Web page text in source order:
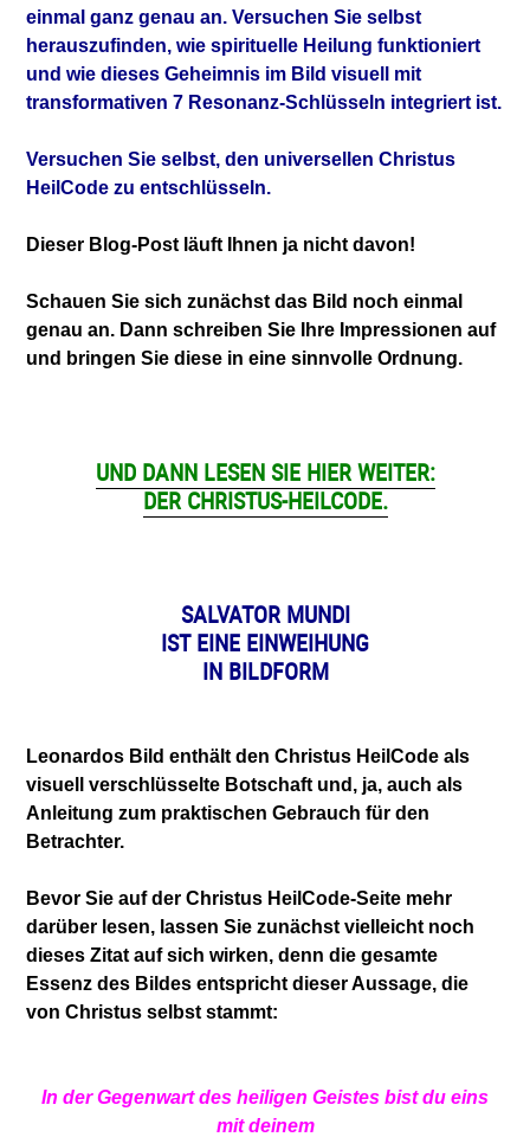
einmal ganz genau an. Versuchen Sie selbst
herauszufinden, wie spirituelle Heilung funktioniert
und wie dieses Geheimnis im Bild visuell mit
transformativen 7 Resonanz-Schlüsseln integriert ist.
Versuchen Sie selbst, den universellen Christus
HeilCode zu entschlüsseln.
Dieser Blog-Post läuft Ihnen ja nicht davon!
Schauen Sie sich zunächst das Bild noch einmal
genau an. Dann schreiben Sie Ihre Impressionen auf
und bringen Sie diese in eine sinnvolle Ordnung.
UND DANN LESEN SIE HIER WEITER:
DER CHRISTUS-HEILCODE.
SALVATOR MUNDI
IST EINE EINWEIHUNG
IN BILDFORM
Leonardos Bild enthält den Christus HeilCode als
visuell verschlüsselte Botschaft und, ja, auch als
Anleitung zum praktischen Gebrauch für den
Betrachter.
Bevor Sie auf der Christus HeilCode-Seite mehr
darüber lesen, lassen Sie zunächst vielleicht noch
dieses Zitat auf sich wirken, denn die gesamte
Essenz des Bildes entspricht dieser Aussage, die
von Christus selbst stammt:
In der Gegenwart des heiligen Geistes bist du eins
mit deinem